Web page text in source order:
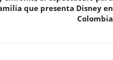
que presenta Disney en
Colombia